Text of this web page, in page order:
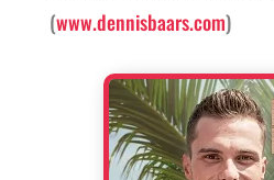
(www.dennisbaars.com)